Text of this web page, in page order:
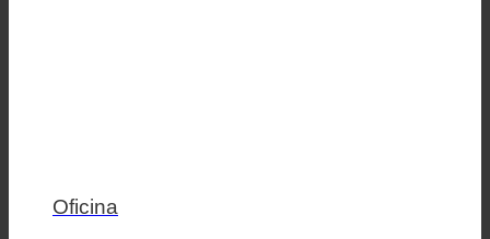
Oficina